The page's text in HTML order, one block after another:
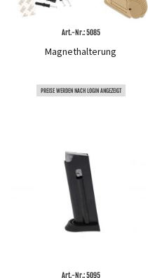
Art.-Nr.: 5085
Magnethalterung
PREISE WERDEN NACH LOGIN ANGEZEIGT
Art.-Nr.: 5095